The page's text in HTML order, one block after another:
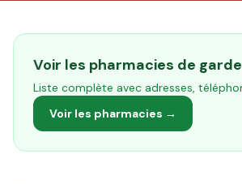
Voir les pharmacies de
Liste complète avec adresses,
Voir les pharmacies →